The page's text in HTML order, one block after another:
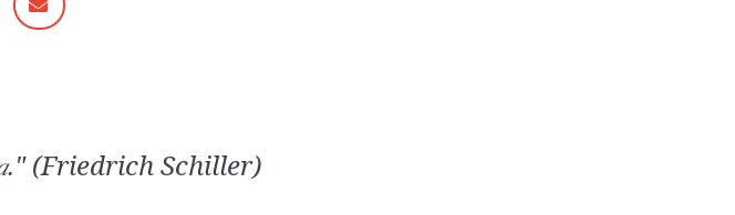
(Friedrich Schiller)